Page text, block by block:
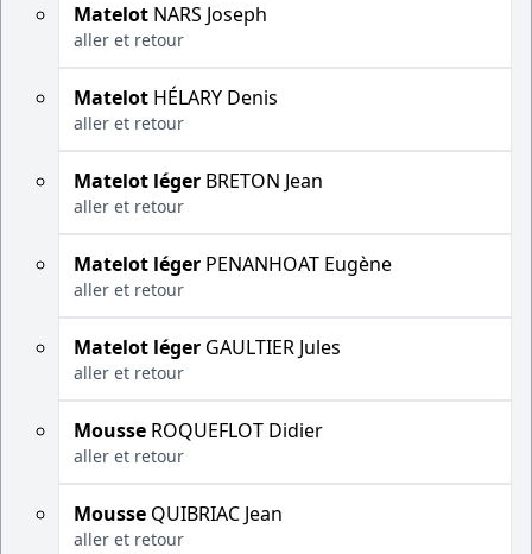
Matelot NARS Joseph
aller et retour
Matelot HÉLARY Denis
aller et retour
Matelot léger BRETON Jean
aller et retour
Matelot léger PENANHOAT Eugène
aller et retour
Matelot léger GAULTIER Jules
aller et retour
Mousse ROQUEFLOT Didier
aller et retour
Mousse QUIBRIAC Jean
aller et retour